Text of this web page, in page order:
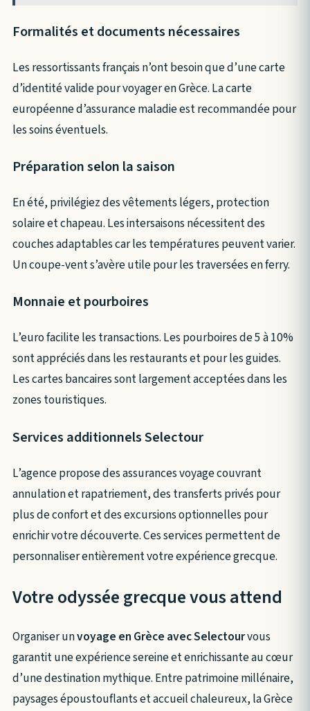
Formalités et documents nécessaires
Les ressortissants français n’ont besoin que d’une carte
d’identité valide pour voyager en Grèce. La carte
européenne d’assurance maladie est recommandée pour
les soins éventuels.
Préparation selon la saison
En été, privilégiez des vêtements légers, protection
solaire et chapeau. Les intersaisons nécessitent des
couches adaptables car les températures peuvent varier.
Un coupe-vent s’avère utile pour les traversées en ferry.
Monnaie et pourboires
L’euro facilite les transactions. Les pourboires de 5 à 10%
sont appréciés dans les restaurants et pour les guides.
Les cartes bancaires sont largement acceptées dans les
zones touristiques.
Services additionnels Selectour
L’agence propose des assurances voyage couvrant
annulation et rapatriement, des transferts privés pour
plus de confort et des excursions optionnelles pour
enrichir votre découverte. Ces services permettent de
personnaliser entièrement votre expérience grecque.
Votre odyssée grecque vous attend
Organiser unvoyage en Grèce avec Selectourvous
garantit une expérience sereine et enrichissante au cœur
d’une destination mythique. Entre patrimoine millénaire,
paysages époustouflants et accueil chaleureux, la Grèce